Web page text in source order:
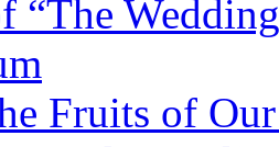
“The
Fruits of